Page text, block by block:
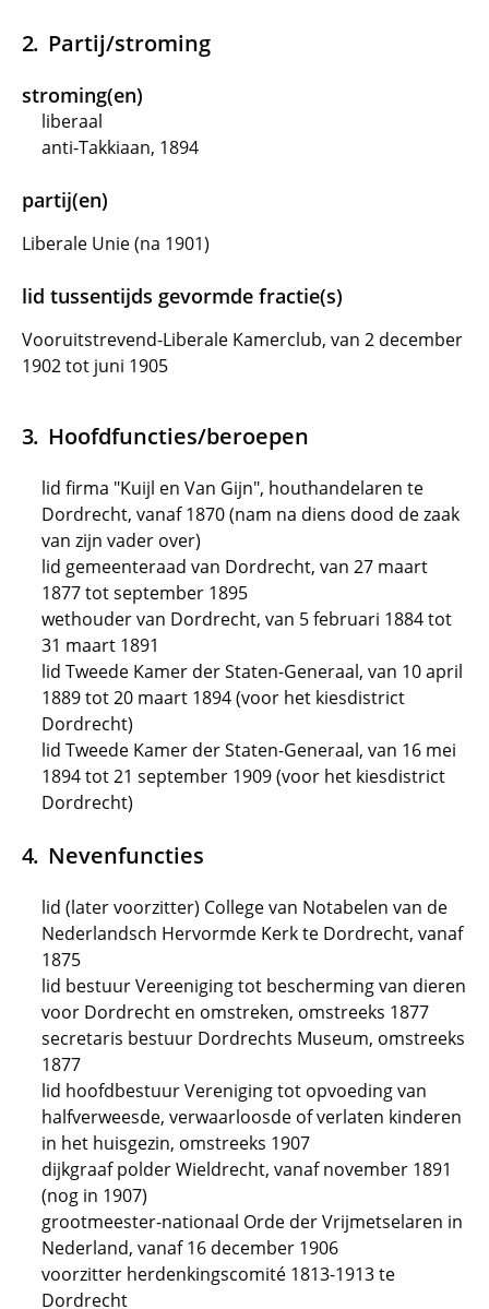
Partij/stroming
stroming(en)
liberaal
anti-Takkiaan, 1894
partij(en)
Liberale Unie (na 1901)
lid tussentijds gevormde fractie(s)
Vooruitstrevend-Liberale Kamerclub, van 2 december
1902 tot juni 1905
Hoofdfuncties/beroepen
lid firma "Kuijl en Van Gijn", houthandelaren te
Dordrecht, vanaf 1870 (nam na diens dood de zaak
van zijn vader over)
lid gemeenteraad van Dordrecht, van 27 maart
1877 tot september 1895
wethouder van Dordrecht, van 5 februari 1884 tot
31 maart 1891
lid Tweede Kamer der Staten-Generaal, van 10 april
1889 tot 20 maart 1894 (voor het kiesdistrict
Dordrecht)
lid Tweede Kamer der Staten-Generaal, van 16 mei
1894 tot 21 september 1909 (voor het kiesdistrict
Dordrecht)
Nevenfuncties
lid (later voorzitter) College van Notabelen van de
Nederlandsch Hervormde Kerk te Dordrecht, vanaf
1875
lid bestuur Vereeniging tot bescherming van dieren
voor Dordrecht en omstreken, omstreeks 1877
secretaris bestuur Dordrechts Museum, omstreeks
1877
lid hoofdbestuur Vereniging tot opvoeding van
halfverweesde, verwaarloosde of verlaten kinderen
in het huisgezin, omstreeks 1907
dijkgraaf polder Wieldrecht, vanaf november 1891
(nog in 1907)
grootmeester-nationaal Orde der Vrijmetselaren in
Nederland, vanaf 16 december 1906
voorzitter herdenkingscomité 1813-1913 te
Dordrecht